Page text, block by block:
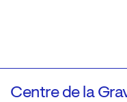
Centre de la